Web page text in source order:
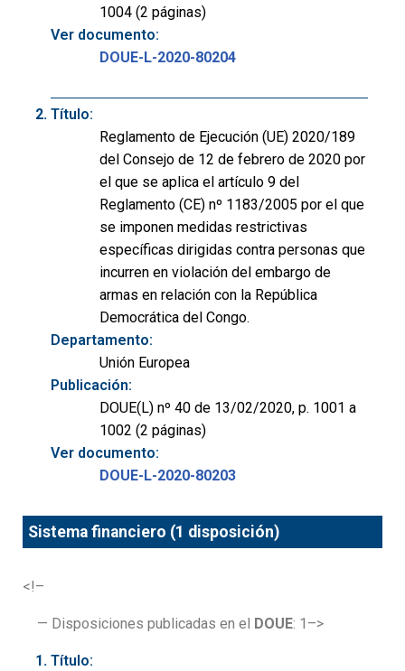
1004 (2 páginas)
Ver documento:
DOUE-L-2020-80204
Título:
Reglamento de Ejecución (UE) 2020/189
del Consejo de 12 de febrero de 2020 por
el que se aplica el artículo 9 del
Reglamento (CE) nº 1183/2005 por el que
se imponen medidas restrictivas
específicas dirigidas contra personas que
incurren en violación del embargo de
armas en relación con la República
Democrática del Congo.
Departamento:
Unión Europea
Publicación:
DOUE(L) nº 40 de 13/02/2020, p. 1001 a
1002 (2 páginas)
Ver documento:
DOUE-L-2020-80203
Sistema financiero (1 disposición)
<!–
— Disposiciones publicadas en el DOUE: 1–>
Título: